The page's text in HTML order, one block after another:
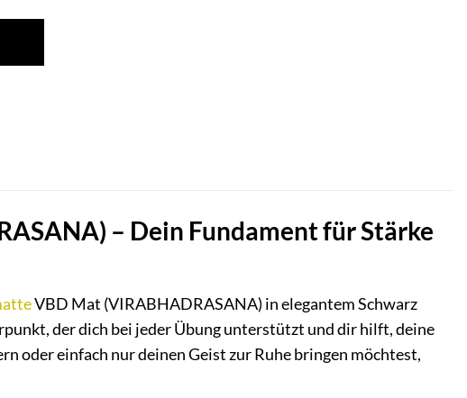
– Dein Fundament für Stärke
VBD Mat (VIRABHADRASANA) in elegantem Schwarz
der dich bei jeder Übung unterstützt und dir hilft, deine
oder einfach nur deinen Geist zur Ruhe bringen möchtest,